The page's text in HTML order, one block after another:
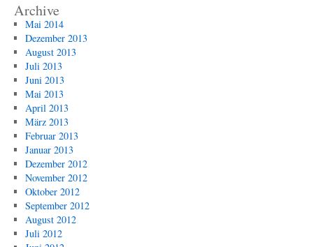
Archive
Mai 2014
Dezember 2013
August 2013
Juli 2013
Juni 2013
Mai 2013
April 2013
März 2013
Februar 2013
Januar 2013
Dezember 2012
November 2012
Oktober 2012
September 2012
August 2012
Juli 2012